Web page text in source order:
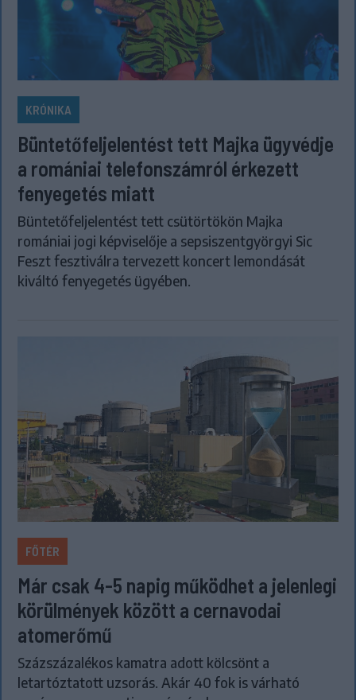
KRÓNIKA
Büntetőfeljelentést tett Majka ügyvédje
a romániai telefonszámról érkezett
fenyegetés miatt
Büntetőfeljelentést tett csütörtökön Majka
romániai jogi képviselője a sepsiszentgyörgyi Sic
Feszt fesztiválra tervezett koncert lemondását
kiváltó fenyegetés ügyében.
FŐTÉR
Már csak 4-5 napig működhet a jelenlegi
körülmények között a cernavodai
atomerőmű
Százszázalékos kamatra adott kölcsönt a
letartóztatott uzsorás. Akár 40 fok is várható